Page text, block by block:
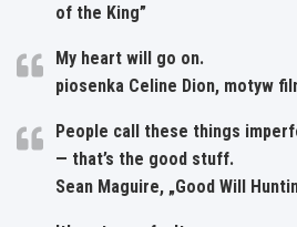
of the King”
My heart will go on.
piosenka Celine Dion, motyw
People call these things
— that’s the good stuff.
Sean Maguire, „Good Will